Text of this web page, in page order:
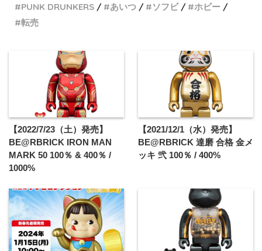
PUNK DRUNKERS
あいつ ソフビ
ホビー
転売
【2022/7/23（土）発売】
BE@RBRICK IRON MAN
MARK 50 100％ & 400％ /
1000%
【2021/12/1（水）発売】
BE@RBRICK 達磨 合格 金メ
ッキ 弐 100％ / 400%